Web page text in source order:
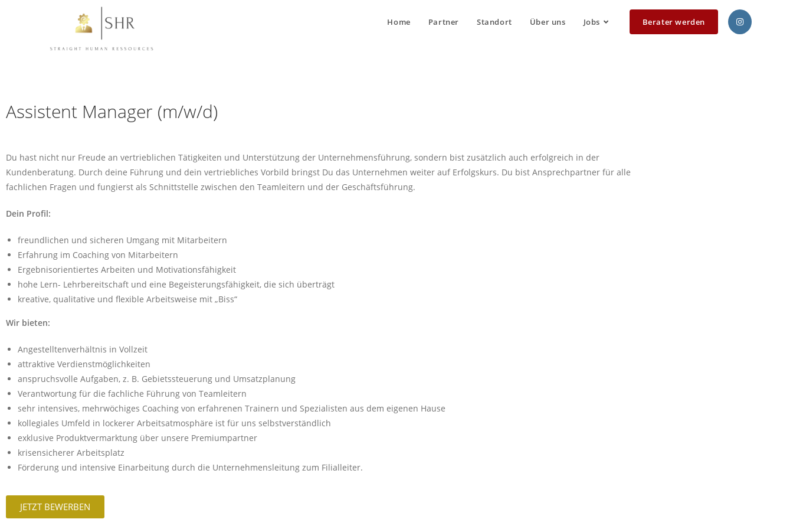
Home Partner Standort Über uns Jobs Berater werden
Assistent Manager (m/w/d)
Du hast nicht nur Freude an vertrieblichen Tätigkeiten und Unterstützung der Unternehmensführung, sondern bist zusätzlich auch erfolgreich in der
Kundenberatung. Durch deine Führung und dein vertriebliches Vorbild bringst Du das Unternehmen weiter auf Erfolgskurs. Du bist Ansprechpartner für alle
fachlichen Fragen und fungierst als Schnittstelle zwischen den Teamleitern und der Geschäftsführung.
Dein Profil:
freundlichen und sicheren Umgang mit Mitarbeitern
Erfahrung im Coaching von Mitarbeitern
Ergebnisorientiertes Arbeiten und Motivationsfähigkeit
hohe Lern- Lehrbereitschaft und eine Begeisterungsfähigkeit, die sich überträgt
kreative, qualitative und flexible Arbeitsweise mit „Biss“
Wir bieten:
Angestelltenverhältnis in Vollzeit
attraktive Verdienstmöglichkeiten
anspruchsvolle Aufgaben, z. B. Gebietssteuerung und Umsatzplanung
Verantwortung für die fachliche Führung von Teamleitern
sehr intensives, mehrwöchiges Coaching von erfahrenen Trainern und Spezialisten aus dem eigenen Hause
kollegiales Umfeld in lockerer Arbeitsatmosphäre ist für uns selbstverständlich
exklusive Produktvermarktung über unsere Premiumpartner
krisensicherer Arbeitsplatz
Förderung und intensive Einarbeitung durch die Unternehmensleitung zum Filialleiter.
JETZT BEWERBEN